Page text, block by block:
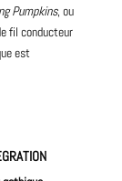
Pumpkins, ou
fil conducteur
est